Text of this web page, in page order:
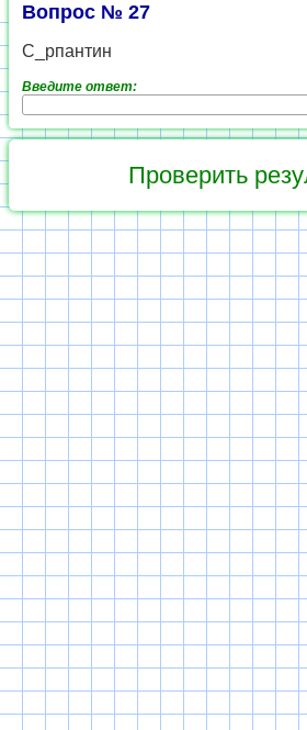
Вопрос № 27
С_рпантин
Введите ответ: